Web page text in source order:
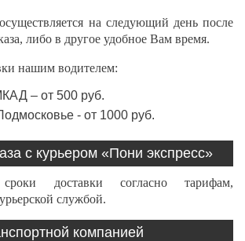
на следующий день после
либо в другое удобное Вам время.
нашим водителем:
– от 500 руб.
- от 1000 руб.
с курьером «Пони экспресс»
доставки согласно тарифам,
службой.
компанией